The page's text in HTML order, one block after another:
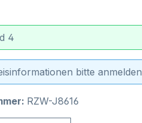
4
bitte anmelden
RZW-J8616